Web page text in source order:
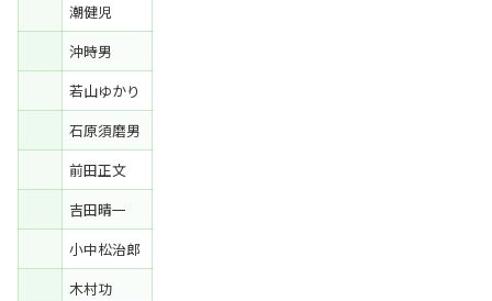
潮健児
沖時男
若山ゆかり
石原須磨男
前田正文
吉田晴一
小中松治郎
木村功